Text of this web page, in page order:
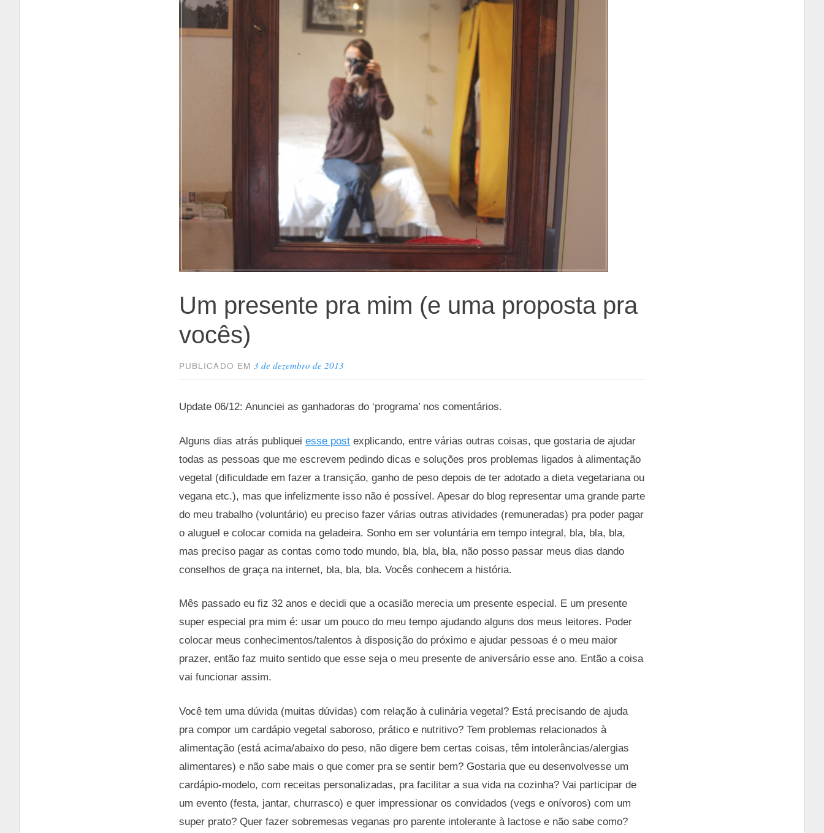
Um presente pra mim (e uma proposta pra
vocês)
PUBLICADO EM3 de dezembro de 2013
Update 06/12: Anunciei as ganhadoras do ‘programa’ nos comentários.
Alguns dias atrás publiquei esse post explicando, entre várias outras coisas, que gostaria de ajudar
todas as pessoas que me escrevem pedindo dicas e soluções pros problemas ligados à alimentação
vegetal (dificuldade em fazer a transição, ganho de peso depois de ter adotado a dieta vegetariana ou
vegana etc.), mas que infelizmente isso não é possível. Apesar do blog representar uma grande parte
do meu trabalho (voluntário) eu preciso fazer várias outras atividades (remuneradas) pra poder pagar
o aluguel e colocar comida na geladeira. Sonho em ser voluntária em tempo integral, bla, bla, bla,
mas preciso pagar as contas como todo mundo, bla, bla, bla, não posso passar meus dias dando
conselhos de graça na internet, bla, bla, bla. Vocês conhecem a história.
Mês passado eu fiz 32 anos e decidi que a ocasião merecia um presente especial. E um presente
super especial pra mim é: usar um pouco do meu tempo ajudando alguns dos meus leitores. Poder
colocar meus conhecimentos/talentos à disposição do próximo e ajudar pessoas é o meu maior
prazer, então faz muito sentido que esse seja o meu presente de aniversário esse ano. Então a coisa
vai funcionar assim.
Você tem uma dúvida (muitas dúvidas) com relação à culinária vegetal? Está precisando de ajuda
pra compor um cardápio vegetal saboroso, prático e nutritivo? Tem problemas relacionados à
alimentação (está acima/abaixo do peso, não digere bem certas coisas, têm intolerâncias/alergias
alimentares) e não sabe mais o que comer pra se sentir bem? Gostaria que eu desenvolvesse um
cardápio-modelo, com receitas personalizadas, pra facilitar a sua vida na cozinha? Vai participar de
um evento (festa, jantar, churrasco) e quer impressionar os convidados (vegs e onívoros) com um
super prato? Quer fazer sobremesas veganas pro parente intolerante à lactose e não sabe como?